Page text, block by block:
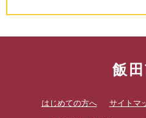
飯
はじめての方へ サイトマ